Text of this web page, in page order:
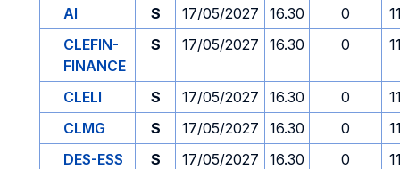
AI
S 17/05/2027 16.30 0
CLEFIN-
FINANCE
S 17/05/2027 16.30 0
CLELI S 17/05/2027 16.30 0
CLMG
S 17/05/2027 16.30 0
DES-ESS
S 17/05/2027 16.30 0